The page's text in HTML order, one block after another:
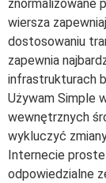
znormalizowane
wiersza
dostosowaniu
zapewnia
infrastrukturach
Używam Simple
wewnętrznych
wykluczyć
Internecie
odpowiedzialne